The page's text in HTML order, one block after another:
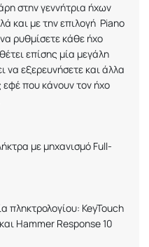
στην γεννήτρια ήχων
και με την επιλογή Piano
ρυθμίσετε κάθε ήχο
επίσης μία μεγάλη
να εξερευνήσετε και άλλα
που κάνουν τον ήχο
με μηχανισμό Full-
πληκτρολογίου: KeyTouch
Hammer Response10